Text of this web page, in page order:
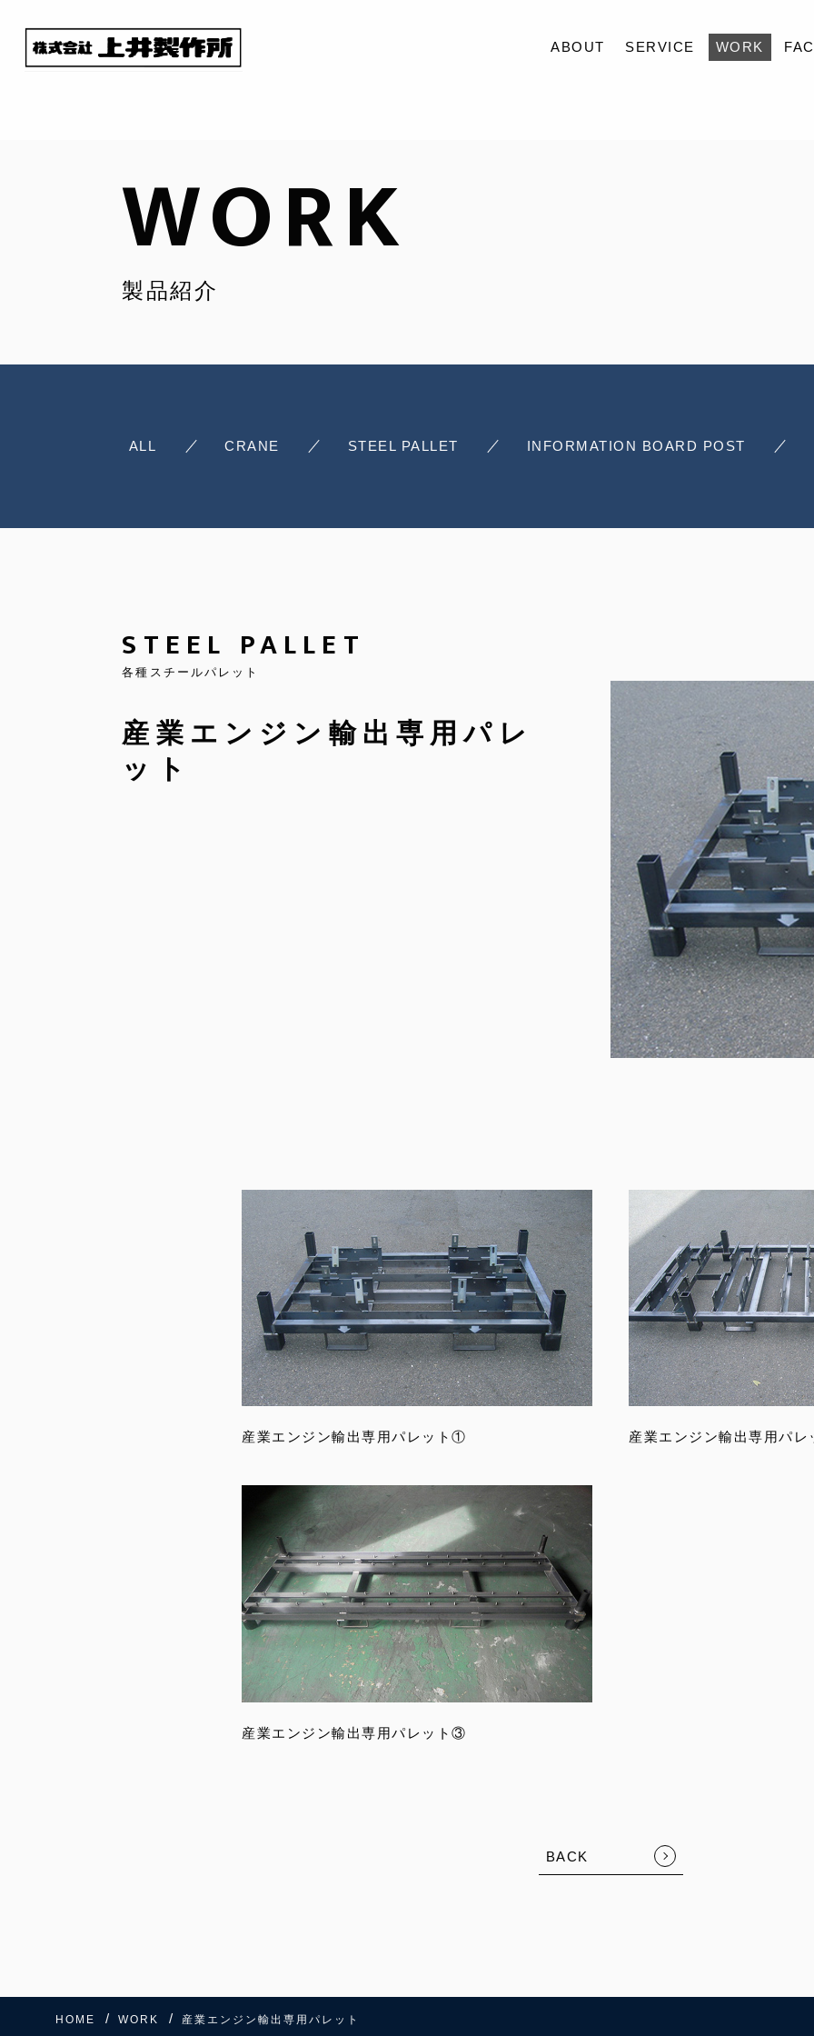
ABOUT SERVICE WORK
CONTACT
WORK
製品紹介
ALL CRANE STEEL PALLET INFORMATION BOARD POST
STEEL PALLET
各種スチールパレット
産業エンジン輸出専用パレ
ット
産業エンジン輸出専用パレット① 産業エンジン輸出専用パ
産業エンジン輸出専用パレット③
BACK
HOME WORK 産業エンジン輸出専用パレット